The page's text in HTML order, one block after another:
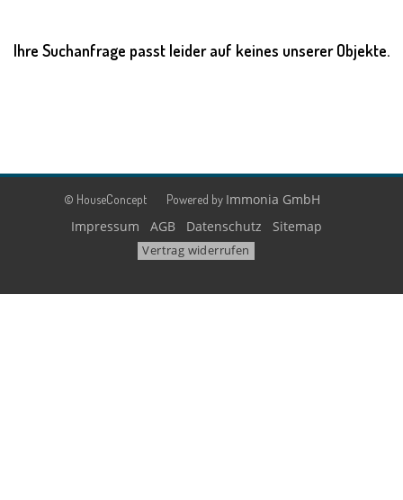
Ihre Suchanfrage passt leider auf keines unserer Objekte.
© HouseConcept Powered by Immonia GmbH
Impressum
AGB Datenschutz Sitemap
Vertrag widerrufen